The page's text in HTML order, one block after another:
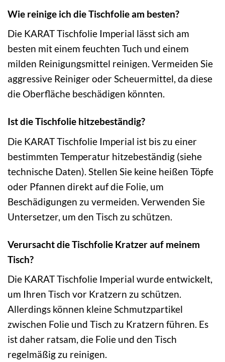
Wie reinige ich die Tischfolie am besten?
Die KARAT Tischfolie Imperial lässt sich am
besten mit einem feuchten Tuch und einem
milden Reinigungsmittel reinigen. Vermeiden Sie
aggressive Reiniger oder Scheuermittel, da diese
die Oberfläche beschädigen könnten.
Ist die Tischfolie hitzebeständig?
Die KARAT Tischfolie Imperial ist bis zu einer
bestimmten Temperatur hitzebeständig (siehe
technische Daten). Stellen Sie keine heißen Töpfe
oder Pfannen direkt auf die Folie, um
Beschädigungen zu vermeiden. Verwenden Sie
Untersetzer, um den Tisch zu schützen.
Verursacht die Tischfolie Kratzer auf meinem
Tisch?
Die KARAT Tischfolie Imperial wurde entwickelt,
um Ihren Tisch vor Kratzern zu schützen.
Allerdings können kleine Schmutzpartikel
zwischen Folie und Tisch zu Kratzern führen. Es
ist daher ratsam, die Folie und den Tisch
regelmäßig zu reinigen.